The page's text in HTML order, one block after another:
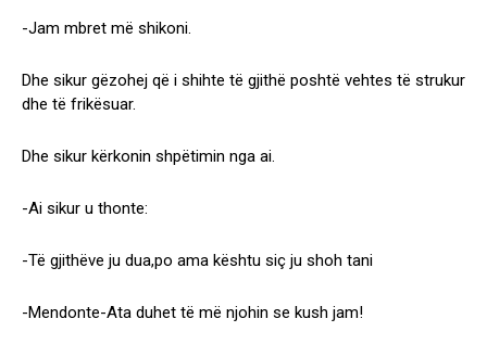
-Jam mbret më shikoni.
Dhe sikur gëzohej që i shihte të gjithë poshtë vehtes të strukur
dhe të frikësuar.
Dhe sikur kërkonin shpëtimin nga ai.
-Ai sikur u thonte:
-Të gjithëve ju dua,po ama kështu siç ju shoh tani
-Mendonte-Ata duhet të më njohin se kush jam!